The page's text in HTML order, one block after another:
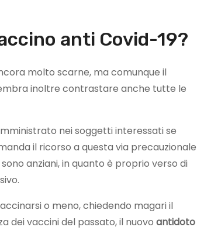
anti Covid-19?
molto scarne, ma comunque il
inoltre contrastare anche tutte le
nei soggetti interessati se
il ricorso a questa via precauzionale
anziani, in quanto è proprio verso di
o meno, chiedendo magari il
dei vaccini del passato, il nuovo antidoto